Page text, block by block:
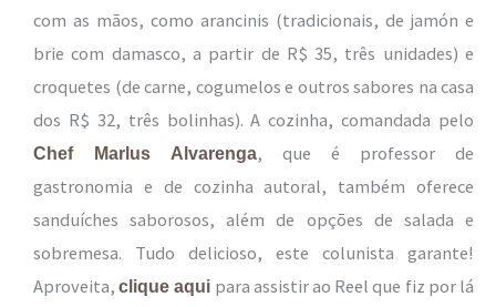
com as mãos, como arancinis (tradicionais, de jamón e
brie com damasco, a partir de R$ 35, três unidades) e
croquetes (de carne, cogumelos e outros sabores na casa
dos R$ 32, três bolinhas). A cozinha, comandada pelo
Chef Marlus Alvarenga, que é professor de
gastronomia e de cozinha autoral, também oferece
sanduíches saborosos, além de opções de salada e
sobremesa. Tudo delicioso, este colunista garante!
Aproveita,clique aqui para assistir ao Reel que fiz por lá